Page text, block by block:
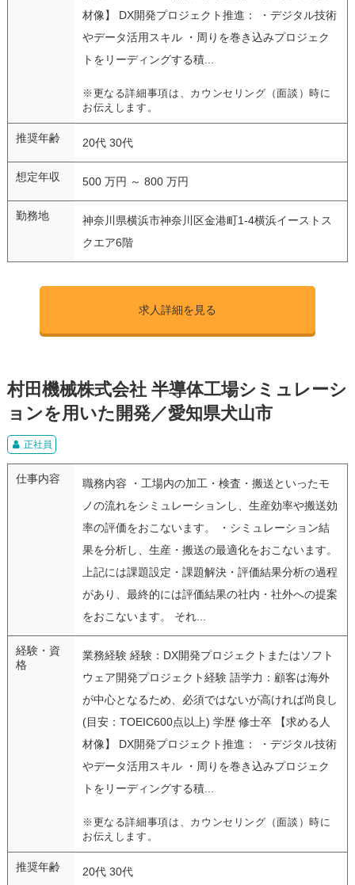
材像】 DX開発プロジェクト推進： ・デジタル技術
やデータ活用スキル ・周りを巻き込みプロジェク
トをリーディングする積...
※更なる詳細事項は、カウンセリング（面談）時に
お伝えします。
推奨年齢 20代 30代
想定年収 500 万円 ～ 800 万円
勤務地
神奈川県横浜市神奈川区金港町1-4横浜イーストス
クエア6階
求人詳細を見る
村田機械株式会社 半導体工場シミュレーシ
ョンを用いた開発／愛知県犬山市
正社員
仕事内容
職務内容 ・工場内の加工・検査・搬送といったモ
ノの流れをシミュレーションし、生産効率や搬送効
率の評価をおこないます。 ・シミュレーション結
果を分析し、生産・搬送の最適化をおこないます。
上記には課題設定・課題解決・評価結果分析の過程
があり、最終的には評価結果の社内・社外への提案
をおこないます。 それ...
経験・資
格
業務経験 経験：DX開発プロジェクトまたはソフト
ウェア開発プロジェクト経験 語学力：顧客は海外
が中心となるため、必須ではないが高ければ尚良し
(目安：TOEIC600点以上) 学歴 修士卒 【求める人
材像】 DX開発プロジェクト推進： ・デジタル技術
やデータ活用スキル ・周りを巻き込みプロジェク
トをリーディングする積...
※更なる詳細事項は、カウンセリング（面談）時に
お伝えします。
推奨年齢 20代 30代